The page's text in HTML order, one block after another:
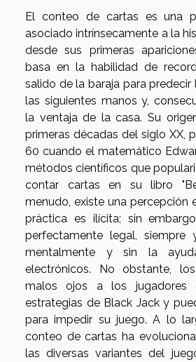
El conteo de cartas es una
asociado intrínsecamente a la
desde sus primeras
basa en la habilidad de
salido de la baraja para
las siguientes manos y,
la ventaja de la casa. Su
primeras décadas del siglo XX,
60 cuando el matemático
métodos científicos que
contar cartas en su libro
menudo, existe una percepción
práctica es ilícita; sin
perfectamente legal, siempre
mentalmente y sin la
electrónicos. No obstante,
malos ojos a los jugadores
estrategias de Black Jack y
para impedir su juego. A lo
conteo de cartas ha
las diversas variantes del